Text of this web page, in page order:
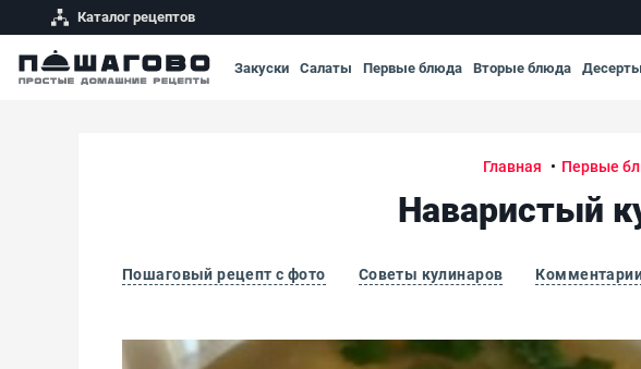
Каталог рецептов
Закуски Салаты Первые блюда Вторые блюда Десерты
Главная Первые
Наваристый
Пошаговый рецепт с фото Советы кулинаров
Наваристый куриный суп с макаронами